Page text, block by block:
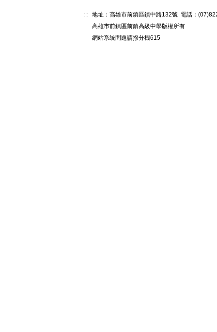
:::
地址：高雄市前鎮區鎮中路132號 電話：
高雄市前鎮區前鎮高級中學版權所有
網站系統問題請撥分機615